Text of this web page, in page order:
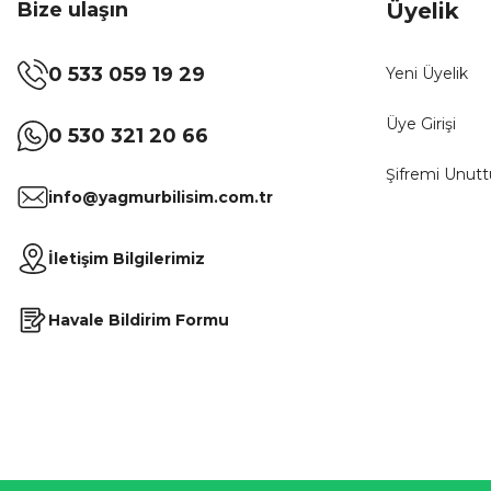
Bize ulaşın
0 533 059 19 29
0 530 321 20 66
info@yagmurbilisim.com.tr
İletişim Bilgilerimiz
Havale Bildirim Formu
Üyelik
Yeni Üyelik
Üye Girişi
Şifremi